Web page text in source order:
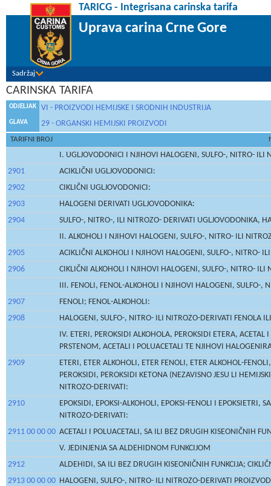
TARICG - Integrisana carinska tarifa
Uprava carina Crne Gore
Sadržaj
CARINSKA TARIFA
ODJELJAK VI - PROIZVODI HEMIJSKE I SRODNIH INDUSTRIJA
GLAVA 29 - ORGANSKI HEMIJSKI PROIZVODI
TARIFNI BROJ
I. UGLJOVODONICI I NJIHOVI HALOGENI, SULFO-, NITRO- ILI
2901
ACIKLIČNI UGLJOVODONICI:
2902
CIKLIČNI UGLJOVODONICI:
2903
HALOGENI DERIVATI UGLJOVODONIKA:
2904
SULFO-, NITRO-, ILI NITROZO- DERIVATI UGLJOVODONIKA,
II. ALKOHOLI I NJIHOVI HALOGENI, SULFO-, NITRO- ILI
2905
ACIKLIČNI ALKOHOLI I NJIHOVI HALOGENI, SULFO-, NITRO-
2906
CIKLIČNI ALKOHOLI I NJIHOVI HALOGENI, SULFO-, NITRO- ILI
III. FENOLI, FENOL-ALKOHOLI I NJIHOVI HALOGENI, SULFO-,
2907
FENOLI; FENOL-ALKOHOLI:
2908
HALOGENI, SULFO-, NITRO- ILI NITROZO-DERIVATI FENOLA
IV. ETERI, PEROKSIDI ALKOHOLA, PEROKSIDI ETERA,
PRSTENOM, ACETALI I POLUACETALI TE NJIHOVI
2909
ETERI, ETER ALKOHOLI, ETER FENOLI, ETER ALKOHOL-
PEROKSIDI, PEROKSIDI KETONA (NEZAVISNO JESU LI
NITROZO-DERIVATI:
2910
EPOKSIDI, EPOKSI-ALKOHOLI, EPOKSI-FENOLI I
NITROZO-DERIVATI:
2911 00 00 00 ACETALI I POLUACETALI, SA ILI BEZ DRUGIH KISEONIČNIH
V. JEDINJENJA SA ALDEHIDNOM FUNKCIJOM
2912
ALDEHIDI, SA ILI BEZ DRUGIH KISEONIČNIH FUNKCIJA;
2913 00 00 00 HALOGENI, SULFO-, NITRO- ILI NITROZO-DERIVATI